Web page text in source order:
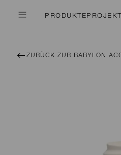
PRODUKTE
ZURÜCK ZUR BABYLON